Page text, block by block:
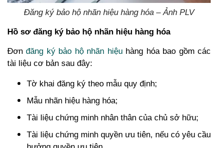
Đăng ký bảo hộ nhãn hiệu hàng hóa – Ảnh PLV
Hồ sơ đăng ký bảo hộ nhãn hiệu hàng hóa
Đơnđăng ký bảo hộ nhãn hiệuhàng hóa bao gồm các
tài liệu cơ bản sau đây:
Tờ khai đăng ký theo mẫu quy định;
Mẫu nhãn hiệu hàng hóa;
Tài liệu chứng minh nhân thân của chủ sở hữu;
Tài liệu chứng minh quyền ưu tiên, nếu có yêu cầu